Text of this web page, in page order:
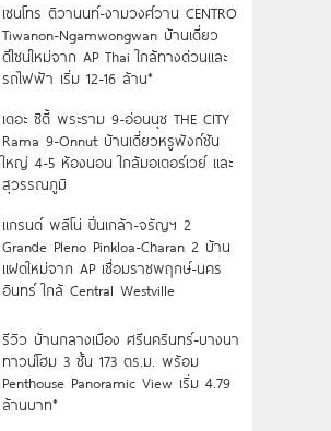
เซนโทร ติวานนท์-งามวงศ์วาน CENTRO
Tiwanon-Ngamwongwan บ้านเดี่ยว
ดีไซน์ใหม่จาก AP Thai ใกล้ทางด่วนและ
รถไฟฟ้า เริ่ม 12-16 ล้าน*
เดอะ ซิตี้ พระราม 9-อ่อนนุช THE CITY
Rama 9-Onnut บ้านเดี่ยวหรูฟังก์ชัน
ใหญ่ 4-5 ห้องนอน ใกล้มอเตอร์เวย์ และ
สุวรรณภูมิ
แกรนด์ พลีโน่ ปิ่นเกล้า-จรัญฯ 2
Grande Pleno Pinkloa-Charan 2 บ้าน
แฝดใหม่จาก AP เชื่อมราชพฤกษ์-นคร
อินทร์ ใกล้ Central Westville
รีวิว บ้านกลางเมือง ศรีนครินทร์-บางนา
ทาวน์โฮม 3 ชั้น 173 ตร.ม. พร้อม
Penthouse Panoramic View เริ่ม 4.79
ล้านบาท*